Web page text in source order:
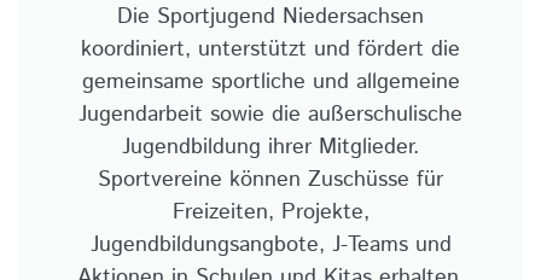
Die Sportjugend Niedersachsen
koordiniert, unterstützt und fördert die
gemeinsame sportliche und allgemeine
Jugendarbeit sowie die außerschulische
Jugendbildung ihrer Mitglieder.
Sportvereine können Zuschüsse für
Freizeiten, Projekte,
Jugendbildungsangbote, J-Teams und